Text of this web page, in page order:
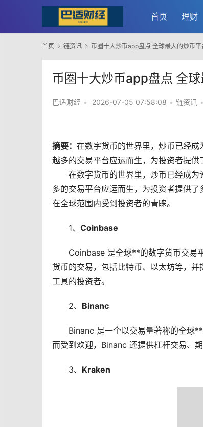
首页 理财
首页 链资讯 币圈十大炒币app盘点 全球最大的炒币平
币圈十大炒币app盘点 全
巴适财经 • 2026-07-05 07:58:08 • 链资讯 •
摘要： 在数字货币的世界里， 炒币已经成
越多的交易平台应运而生，为投资者提
在数字货币的世界里，炒币已经成
多的交易平台应运而生，为投资者提供
在全球范围内受到投资者的青睐。
1、 Coinbase
Coinbase 是全球**的数字货币交易
货币的交易，包括比特币、 以太坊等，并
工具的投资者。
2、 Binanc
Binanc 是一个以交易量著称的全球
而受到欢迎，Binanc 还提供杠杆交易、
3、 Kraken